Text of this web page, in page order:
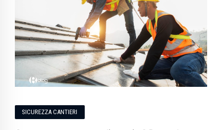
SICUREZZA CANTIERI